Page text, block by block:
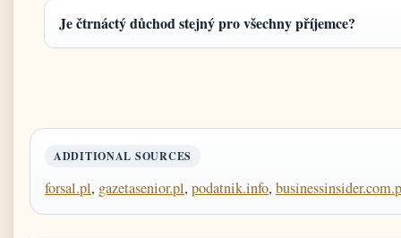
Je čtrnáctý důchod stejný pro všechny příjemce?
ADDITIONAL SOURCES
forsal.pl, gazetasenior.pl, podatnik.info,